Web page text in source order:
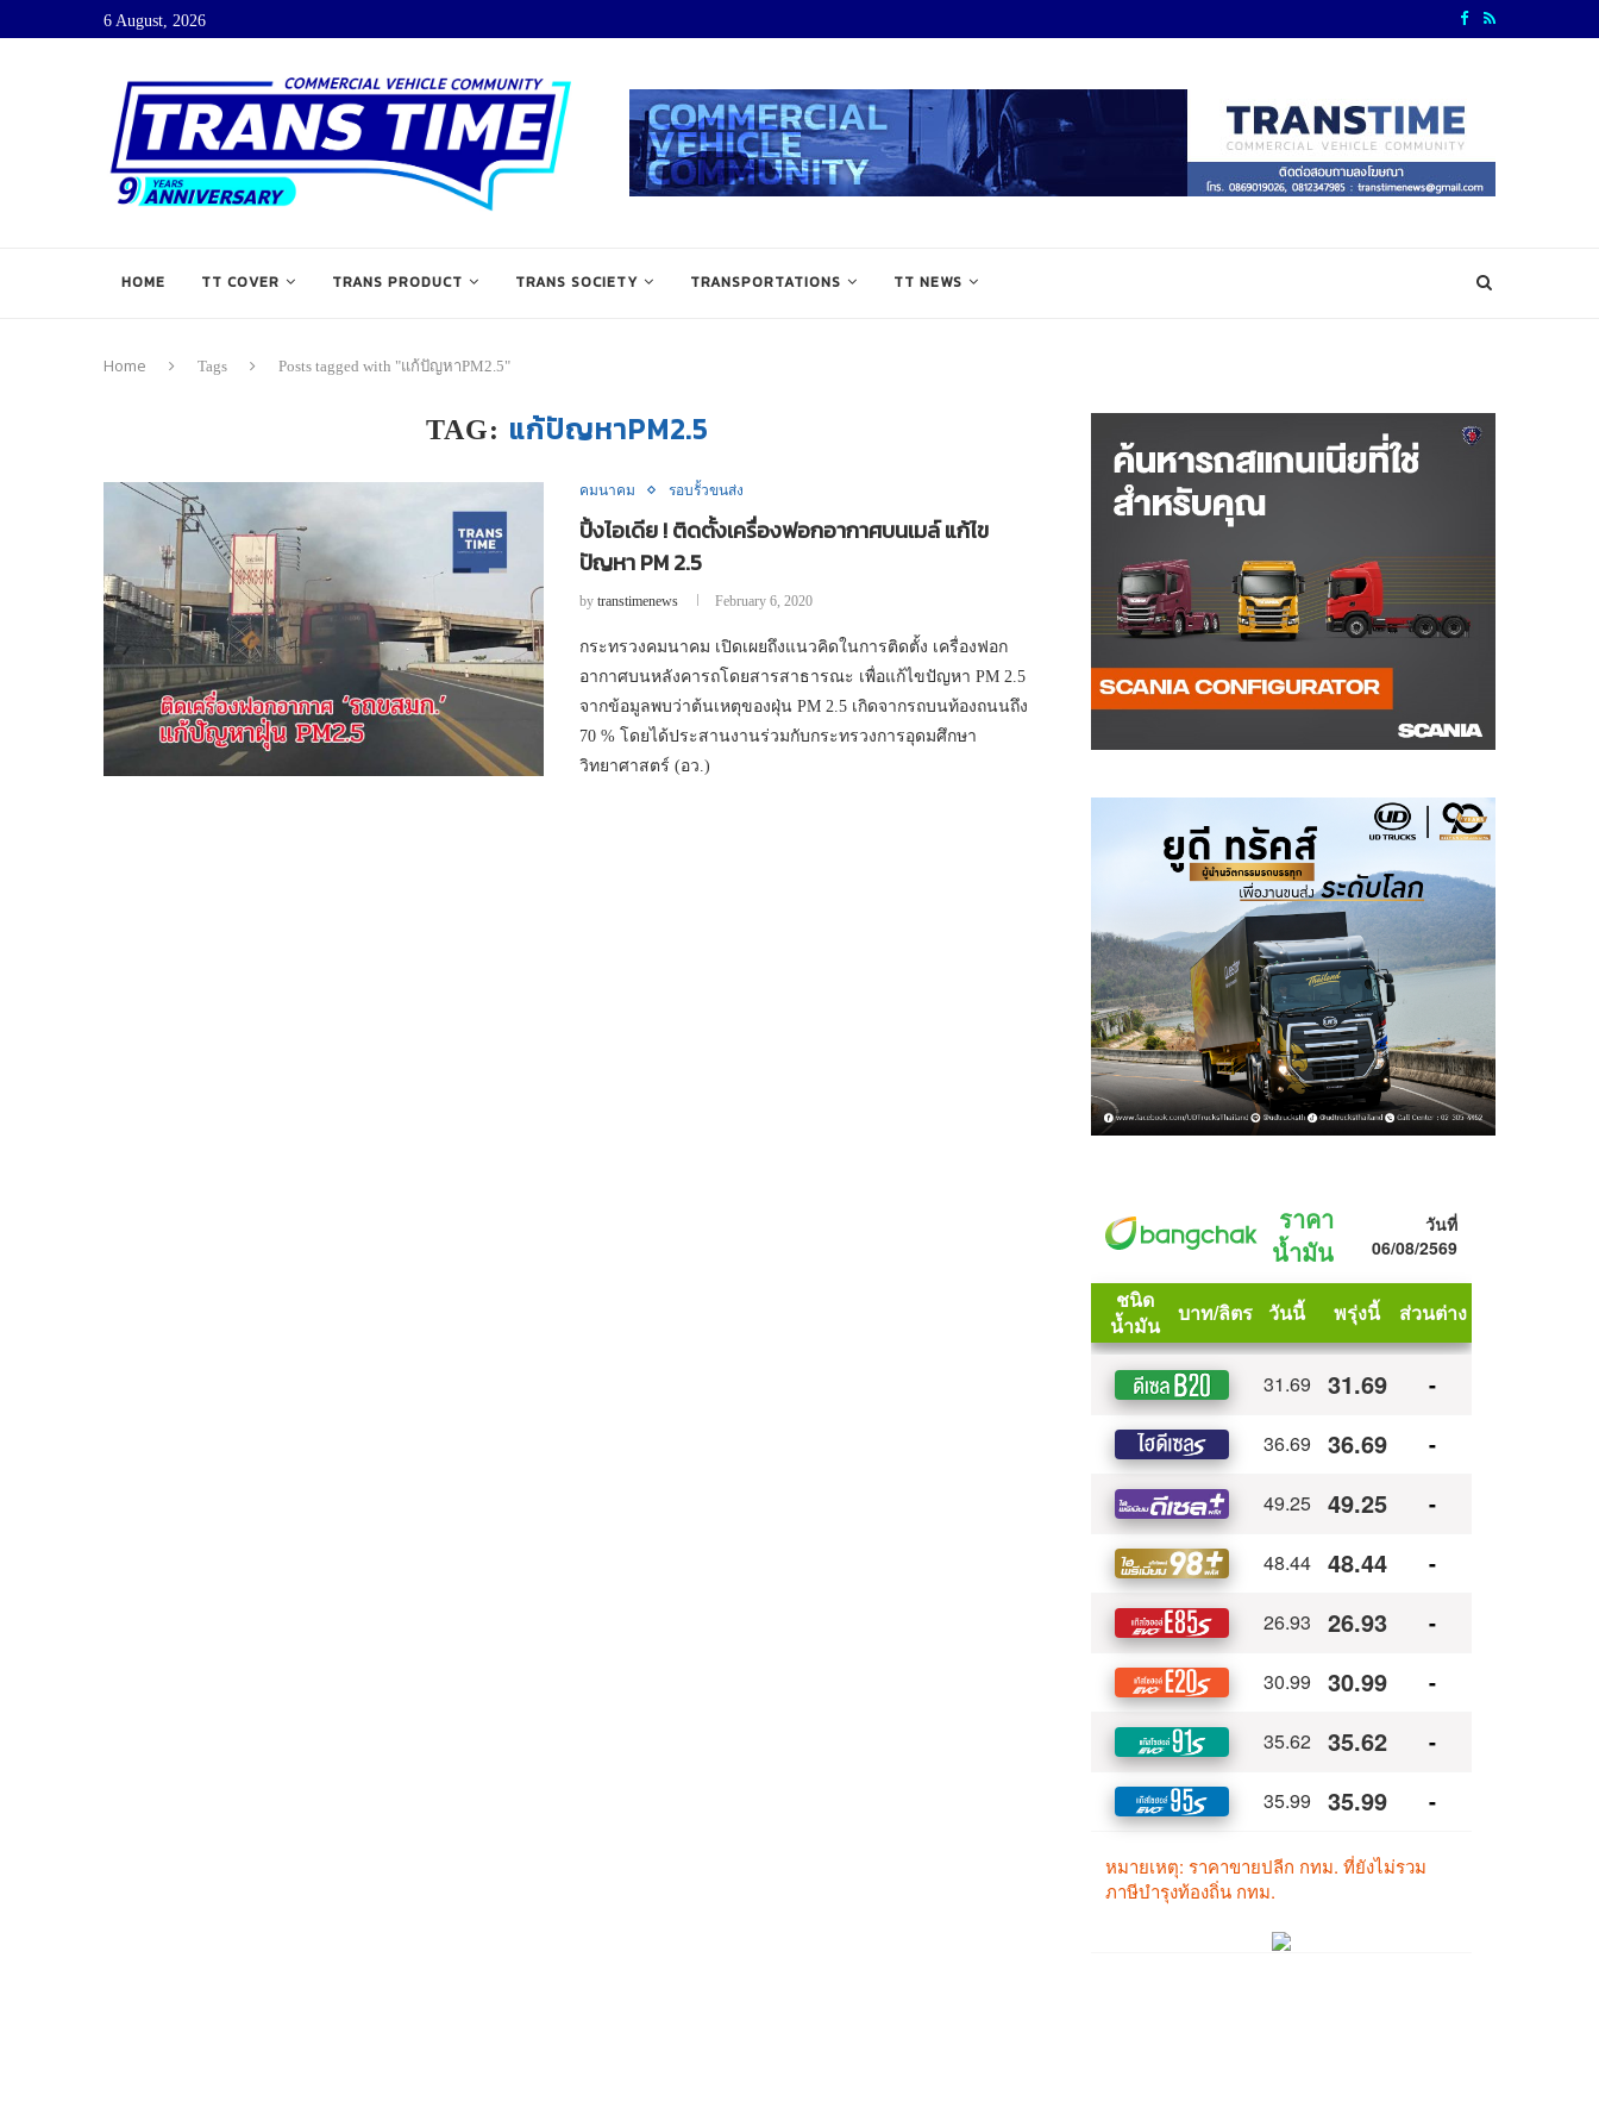
6 August, 2026
HOME TT COVER TRANS PRODUCT TRANS SOCIETY TRANSPORTATIONS TT NEWS
Home Tags Posts tagged with "แก้ปัญหาPM2.5"
TAG: แก้ปัญหาPM2.5
คมนาคม รอบรั้วขนส่ง
ปิ้งไอเดีย ! ติดตั้งเครื่องฟอกอากาศบนเมล์ แก้ไข
ปัญหา PM 2.5
by transtimenews February 6, 2020
กระทรวงคมนาคม เปิดเผยถึงแนวคิดในการติดตั้ง เครื่องฟอก
อากาศบนหลังคารถโดยสารสาธารณะ เพื่อแก้ไขปัญหา PM 2.5
จากข้อมูลพบว่าต้นเหตุของฝุ่น PM 2.5 เกิดจากรถบนท้องถนนถึง
70 % โดยได้ประสานงานร่วมกับกระทรวงการอุดมศึกษา
วิทยาศาสตร์ (อว.)